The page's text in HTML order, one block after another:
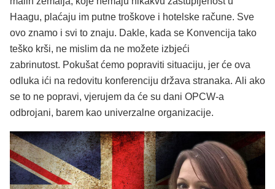
Haagu, plaćaju im putne troškove i hotelske račune. Sve
ovo znamo i svi to znaju. Dakle, kada se Konvencija tako
teško krši, ne mislim da ne možete izbjeći
zabrinutost. Pokušat ćemo popraviti situaciju, jer će ova
odluka ići na redovitu konferenciju država stranaka. Ali ako
se to ne popravi, vjerujem da će su dani OPCW-a
odbrojani, barem kao univerzalne organizacije.